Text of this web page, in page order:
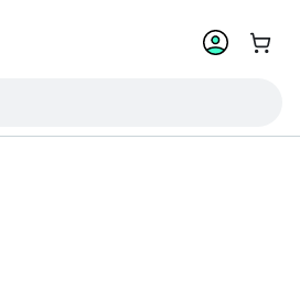
Přejít